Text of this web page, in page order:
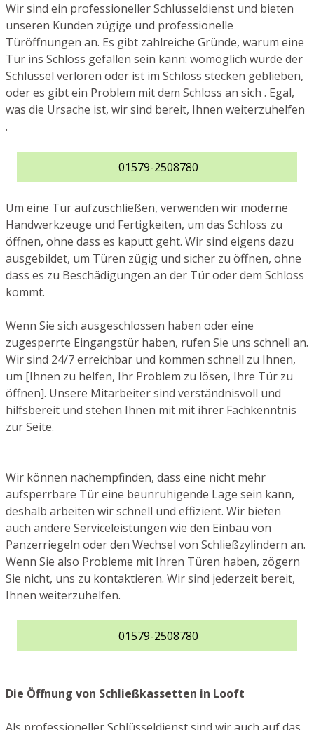
Wir sind ein professioneller Schlüsseldienst und bieten
unseren Kunden zügige und professionelle
Türöffnungen an. Es gibt zahlreiche Gründe, warum eine
Tür ins Schloss gefallen sein kann: womöglich wurde der
Schlüssel verloren oder ist im Schloss stecken geblieben,
oder es gibt ein Problem mit dem Schloss an sich . Egal,
was die Ursache ist, wir sind bereit, Ihnen weiterzuhelfen
.
01579-2508780
Um eine Tür aufzuschließen, verwenden wir moderne
Handwerkzeuge und Fertigkeiten, um das Schloss zu
öffnen, ohne dass es kaputt geht. Wir sind eigens dazu
ausgebildet, um Türen zügig und sicher zu öffnen, ohne
dass es zu Beschädigungen an der Tür oder dem Schloss
kommt.
Wenn Sie sich ausgeschlossen haben oder eine
zugesperrte Eingangstür haben, rufen Sie uns schnell an.
Wir sind 24/7 erreichbar und kommen schnell zu Ihnen,
um [Ihnen zu helfen, Ihr Problem zu lösen, Ihre Tür zu
öffnen]. Unsere Mitarbeiter sind verständnisvoll und
hilfsbereit und stehen Ihnen mit mit ihrer Fachkenntnis
zur Seite.
Wir können nachempfinden, dass eine nicht mehr
aufsperrbare Tür eine beunruhigende Lage sein kann,
deshalb arbeiten wir schnell und effizient. Wir bieten
auch andere Serviceleistungen wie den Einbau von
Panzerriegeln oder den Wechsel von Schließzylindern an.
Wenn Sie also Probleme mit Ihren Türen haben, zögern
Sie nicht, uns zu kontaktieren. Wir sind jederzeit bereit,
Ihnen weiterzuhelfen.
01579-2508780
Die Öffnung von Schließkassetten in Looft